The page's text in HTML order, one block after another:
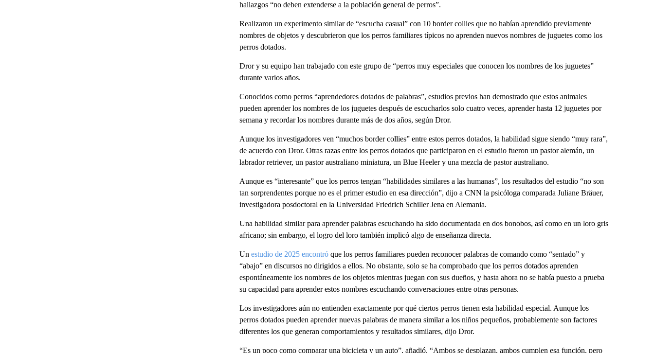
hallazgos “no deben extenderse a la población general de perros”.
Realizaron un experimento similar de “escucha casual” con 10 border collies que no habían aprendido previamente
nombres de objetos y descubrieron que los perros familiares típicos no aprenden nuevos nombres de juguetes como los
perros dotados.
Dror y su equipo han trabajado con este grupo de “perros muy especiales que conocen los nombres de los juguetes”
durante varios años.
Conocidos como perros “aprendedores dotados de palabras”, estudios previos han demostrado que estos animales
pueden aprender los nombres de los juguetes después de escucharlos solo cuatro veces, aprender hasta 12 juguetes por
semana y recordar los nombres durante más de dos años, según Dror.
Aunque los investigadores ven “muchos border collies” entre estos perros dotados, la habilidad sigue siendo “muy rara”,
de acuerdo con Dror. Otras razas entre los perros dotados que participaron en el estudio fueron un pastor alemán, un
labrador retriever, un pastor australiano miniatura, un Blue Heeler y una mezcla de pastor australiano.
Aunque es “interesante” que los perros tengan “habilidades similares a las humanas”, los resultados del estudio “no son
tan sorprendentes porque no es el primer estudio en esa dirección”, dijo a CNN la psicóloga comparada Juliane Bräuer,
investigadora posdoctoral en la Universidad Friedrich Schiller Jena en Alemania.
Una habilidad similar para aprender palabras escuchando ha sido documentada en dos bonobos, así como en un loro gris
africano; sin embargo, el logro del loro también implicó algo de enseñanza directa.
Un estudio de 2025 encontróque los perros familiares pueden reconocer palabras de comando como “sentado” y
“abajo” en discursos no dirigidos a ellos. No obstante, solo se ha comprobado que los perros dotados aprenden
espontáneamente los nombres de los objetos mientras juegan con sus dueños, y hasta ahora no se había puesto a prueba
su capacidad para aprender estos nombres escuchando conversaciones entre otras personas.
Los investigadores aún no entienden exactamente por qué ciertos perros tienen esta habilidad especial. Aunque los
perros dotados pueden aprender nuevas palabras de manera similar a los niños pequeños, probablemente son factores
diferentes los que generan comportamientos y resultados similares, dijo Dror.
“Es un poco como comparar una bicicleta y un auto”, añadió. “Ambos se desplazan, ambos cumplen esa función, pero